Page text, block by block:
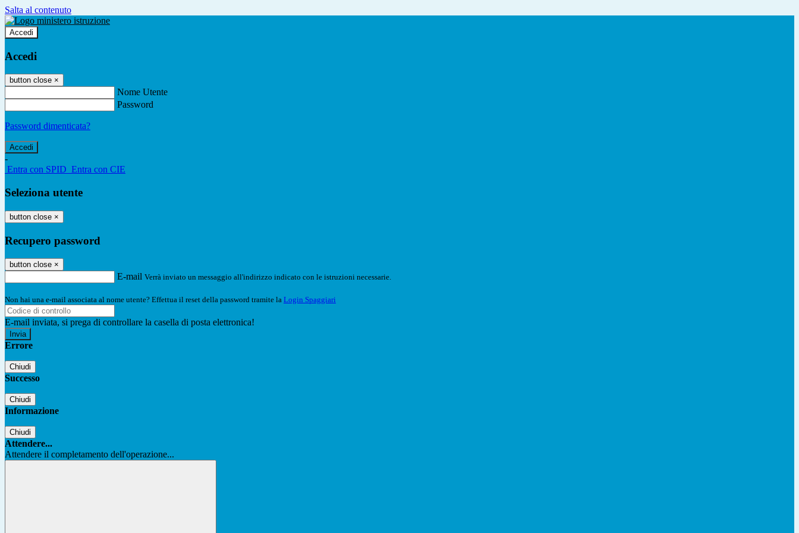
Salta al contenuto
Accedi
Accedi
button close ×
Nome Utente
Password
Password dimenticata?
-
Entra con SPID Entra con CIE
Seleziona utente
button close ×
Recupero password
button close ×
E-mail Verrà inviato un messaggio all'indirizzo indicato con le istruzioni necessarie.
Non hai una e-mail associata al nome utente? Effettua il reset della password tramite la Login Spaggiari
E-mail inviata, si prega di controllare la casella di posta elettronica!
Errore
Chiudi
Successo
Chiudi
Informazione
Chiudi
Attendere...
Attendere il completamento dell'operazione...